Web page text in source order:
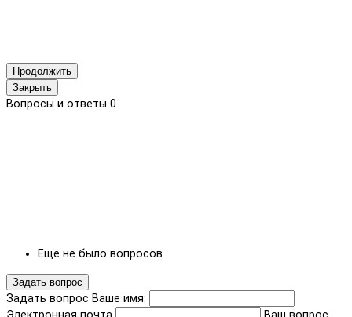
Продолжить
Закрыть
Вопросы и ответы 0
Еще не было вопросов
Задать вопрос
Задать вопрос Ваше имя: